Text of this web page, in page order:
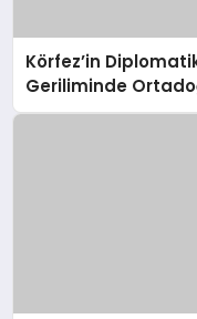
Körfez’in
Geriliminde